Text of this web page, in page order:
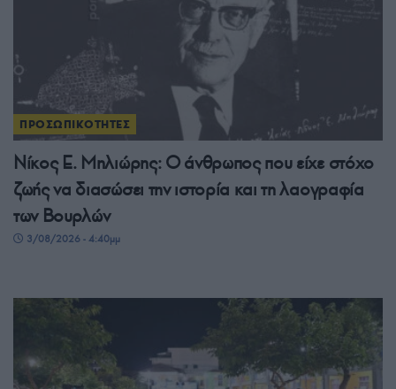
ΠΡΟΣΩΠΙΚΟΤΗΤΕΣ
Νίκος Ε. Μηλιώρης: Ο άνθρωπος που είχε στόχο
ζωής να διασώσει την ιστορία και τη λαογραφία
των Βουρλών
3/08/2026 - 4:40μμ